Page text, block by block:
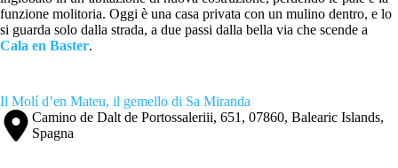
funzione molitoria. Oggi è una casa privata con un mulino dentro, e lo
si guarda solo dalla strada, a due passi dalla bella via che scende a
Cala en Baster.
Il Molí d’en Mateu, il gemello di Sa Miranda
Camino de Dalt de Portossaleriii, 651, 07860, Balearic Islands,
Spagna